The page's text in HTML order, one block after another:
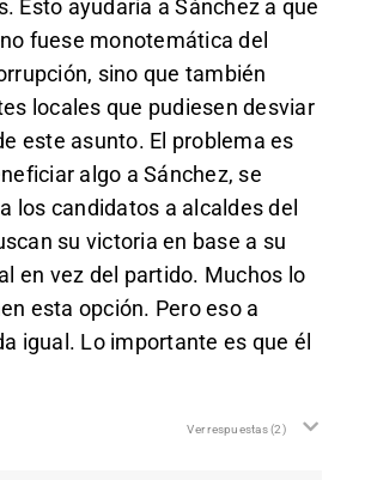
Esto ayudaría a Sánchez a que
fuese monotemática del
sino que también
locales que pudiesen desviar
este asunto. El problema es
algo a Sánchez, se
los candidatos a alcaldes del
su victoria en base a su
en vez del partido. Muchos lo
esta opción. Pero eso a
igual. Lo importante es que él
Ver respuestas(2)